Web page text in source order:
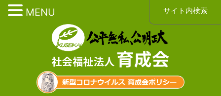
サイト内検索
MENU